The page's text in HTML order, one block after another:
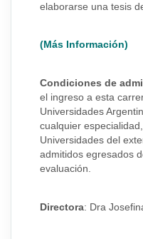
elaborarse una tesis
(Más Información)
Condiciones de
el ingreso a esta
Universidades
cualquier
Universidades del
admitidos egresados
evaluación.
Directora: Dra